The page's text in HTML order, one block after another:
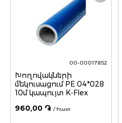
00-00017852
Խողովակների
մեկուսացում PE 04*028
10մ կապույտ K-Flex
960,00 ֏ / հատ